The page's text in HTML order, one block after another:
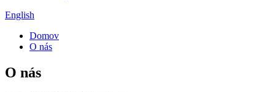
English
Domov
O nás
O nás